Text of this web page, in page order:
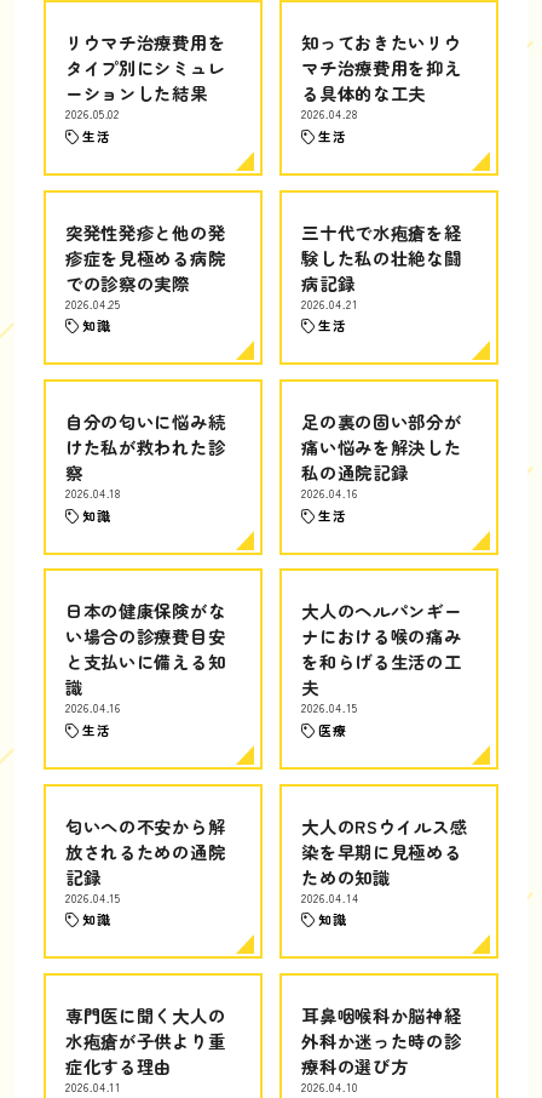
リウマチ治療費用を
タイプ別にシミュレ
ーションした結果
2026.05.02
生活
知っておきたいリウ
マチ治療費用を抑え
る具体的な工夫
2026.04.28
生活
突発性発疹と他の発
疹症を見極める病院
での診察の実際
2026.04.25
知識
三十代で水疱瘡を経
験した私の壮絶な闘
病記録
2026.04.21
生活
自分の匂いに悩み続
けた私が救われた診
察
2026.04.18
知識
足の裏の固い部分が
痛い悩みを解決した
私の通院記録
2026.04.16
生活
日本の健康保険がな
い場合の診療費目安
と支払いに備える知
識
2026.04.16
生活
大人のヘルパンギー
ナにおける喉の痛み
を和らげる生活の工
夫
2026.04.15
医療
匂いへの不安から解
放されるための通院
記録
2026.04.15
知識
大人のRSウイルス感
染を早期に見極める
ための知識
2026.04.14
知識
専門医に聞く大人の
水疱瘡が子供より重
症化する理由
2026.04.11
耳鼻咽喉科か脳神経
外科か迷った時の診
療科の選び方
2026.04.10